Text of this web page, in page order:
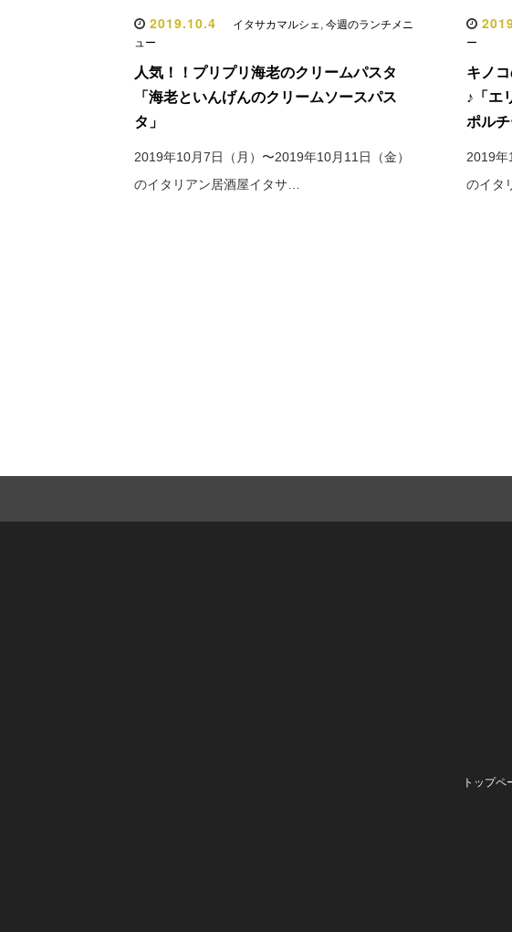
2019.10.4 イタサカマルシェ, 今週のランチメニ
ュー
人気！！プリプリ海老のクリームパスタ
「海老といんげんのクリームソースパス
タ」
2019年10月7日（月）〜2019年10月11日（金）
のイタリアン居酒屋イタサ…
ー
キノ
♪「エ
ポルチ
2019年
のイタ
トップペ